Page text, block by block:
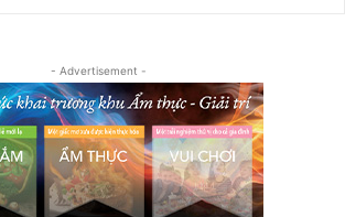
- Advertisement -